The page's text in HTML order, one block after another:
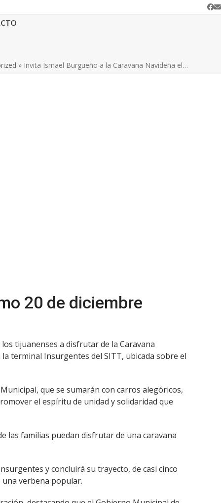
» Invita Ismael Burgueño a la Caravana Navideña el…
20 de diciembre
tijuanenses a disfrutar de la Caravana
terminal Insurgentes del SITT, ubicada sobre el
que se sumarán con carros alegóricos,
el espíritu de unidad y solidaridad que
las familias puedan disfrutar de una caravana
y concluirá su trayecto, de casi cinco
verbena popular.